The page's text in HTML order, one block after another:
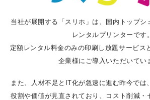
当社が展開する「スリホ」は、国内トップシ
レンタルプリンターです。
定額レンタル料金のみの印刷し放題サービス
企業様にご導入いただいてい
また、人材不足とIT化が急速に進む昨今では
役割や価値が見直されており、コスト削減・